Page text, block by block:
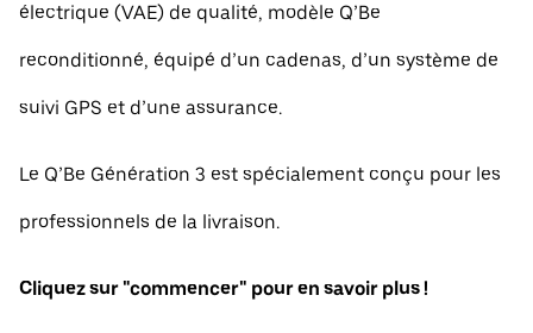
électrique (VAE) de qualité, modèle Q’Be
reconditionné, équipé d’un cadenas, d’un système de
suivi GPS et d’une assurance.
Le Q’Be Génération 3 est spécialement conçu pour les
professionnels de la livraison.
Cliquez sur "commencer" pour en savoir plus !